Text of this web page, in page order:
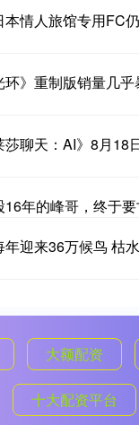
情人旅馆专用FC
》重制版销量几
聊天：AI》8月18
年的峰哥，终于
迎来36万候鸟 枯
大额配资
十大配资平台